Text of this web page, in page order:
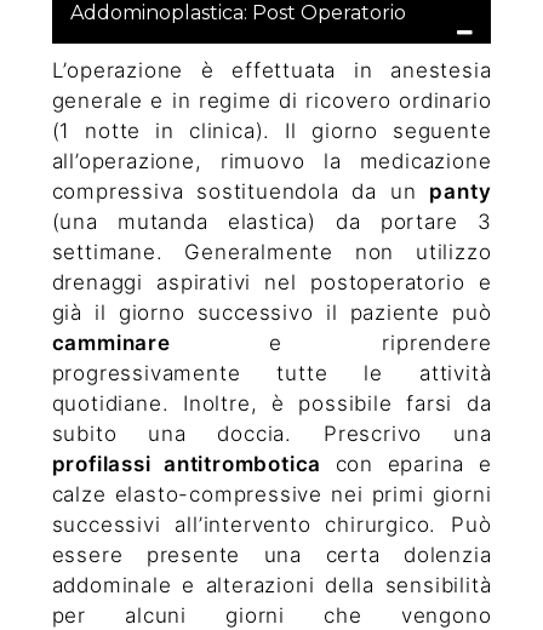
Addominoplastica: Post Operatorio
L’operazione è effettuata in anestesia
generale e in regime di ricovero ordinario
(1 notte in clinica). Il giorno seguente
all’operazione, rimuovo la medicazione
compressiva sostituendola da un panty
(una mutanda elastica) da portare 3
settimane. Generalmente non utilizzo
drenaggi aspirativi nel postoperatorio e
già il giorno successivo il paziente può
camminare e riprendere
progressivamente tutte le attività
quotidiane. Inoltre, è possibile farsi da
subito una doccia. Prescrivo una
profilassi antitrombotica
con eparina e
calze elasto-compressive nei primi giorni
successivi all’intervento chirurgico. Può
essere presente una certa dolenzia
addominale e alterazioni della sensibilità
per alcuni giorni che vengono